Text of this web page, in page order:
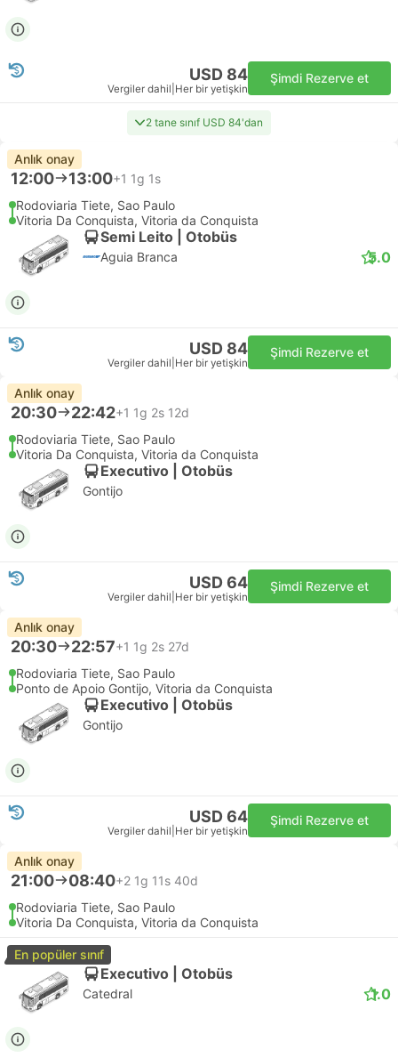
USD 84
Vergiler dahil Her bir yetişkin
Şimdi Rezerve et
2 tane sınıf USD 84'dan
Anlık onay
12:00 13:00+1 1g 1s
Rodoviaria Tiete, Sao Paulo
Vitoria Da Conquista, Vitoria da Conquista
Semi Leito | Otobüs
Aguia Branca 5.0
USD 84
Vergiler dahil Her bir yetişkin
Şimdi Rezerve et
Anlık onay
20:30 22:42+1 1g 2s 12d
Rodoviaria Tiete, Sao Paulo
Vitoria Da Conquista, Vitoria da Conquista
Executivo | Otobüs
Gontijo
USD 64
Vergiler dahil Her bir yetişkin
Şimdi Rezerve et
Anlık onay
20:30 22:57+1 1g 2s 27d
Rodoviaria Tiete, Sao Paulo
Ponto de Apoio Gontijo, Vitoria da Conquista
Executivo | Otobüs
Gontijo
USD 64
Vergiler dahil Her bir yetişkin
Şimdi Rezerve et
Anlık onay
21:00 08:40+2 1g 11s 40d
Rodoviaria Tiete, Sao Paulo
Vitoria Da Conquista, Vitoria da Conquista
En popüler sınıf
Executivo | Otobüs
Catedral 1.0